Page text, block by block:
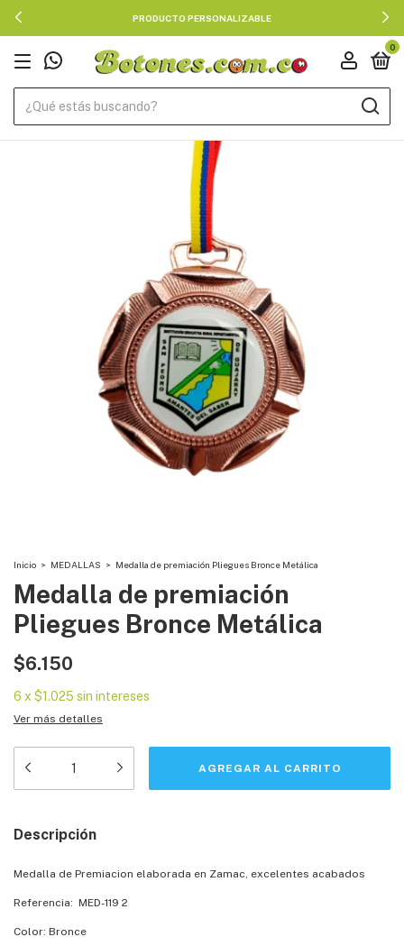
PRODUCTO PERSONALIZABLE
0
Inicio > MEDALLAS > Medalla de premiación Pliegues Bronce Metálica
Medalla de premiación
Pliegues Bronce Metálica
$6.150
6 x $1.025 sin intereses
Ver más detalles
Descripción
Medalla de Premiacion elaborada en Zamac, excelentes acabados
Referencia: MED-119 2
Color: Bronce